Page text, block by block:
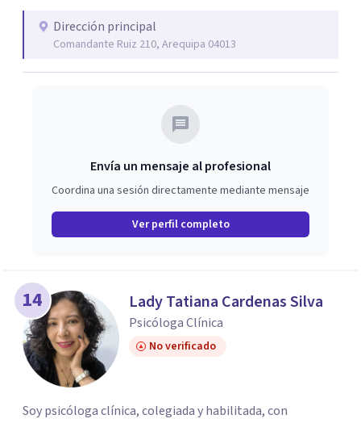
Dirección principal
Comandante Ruiz 210, Arequipa 04013
Envía un mensaje al profesional
Coordina una sesión directamente mediante mensaje
Ver perfil completo
14 Lady Tatiana Cardenas Silva
Psicóloga Clínica
No verificado
Soy psicóloga clínica, colegiada y habilitada, con